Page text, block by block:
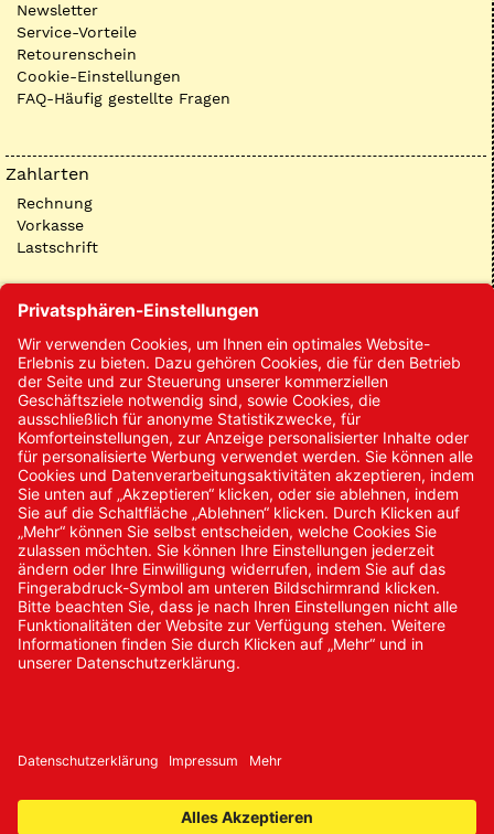
Newsletter
Service-Vorteile
Retourenschein
Cookie-Einstellungen
FAQ-Häufig gestellte Fragen
Zahlarten
Rechnung
Vorkasse
Lastschrift
Kontakt
Kontakt/Anfrage
Neukundenanmeldung
Kennwort vergessen
Bestellungen
Sendung verfolgen
© 2024 Promed Vertriebsgesellschaft mbH | Alle Rechte
* Alle Preise zzgl. gesetzlicher Mehrwertsteuer